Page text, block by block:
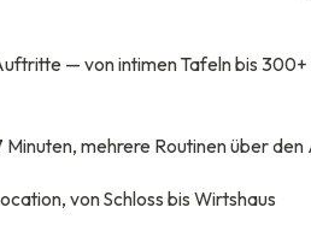
— von intimen Tafeln bis
mehrere Routinen über den
von Schloss bis Wirtshaus